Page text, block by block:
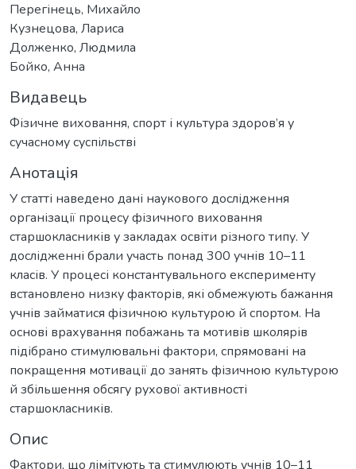
Перегінець, Михайло
Кузнецова, Лариса
Долженко, Людмила
Бойко, Анна
Видавець
Фізичне виховання, спорт і культура здоров’я у
сучасному суспільстві
Анотація
У статті наведено дані наукового дослідження
організації процесу фізичного виховання
старшокласників у закладах освіти різного типу. У
дослідженні брали участь понад 300 учнів 10–11
класів. У процесі константувального експерименту
встановлено низку факторів, які обмежують бажання
учнів займатися фізичною культурою й спортом. На
основі врахування побажань та мотивів школярів
підібрано стимулювальні фактори, спрямовані на
покращення мотивації до занять фізичною культурою
й збільшення обсягу рухової активності
старшокласників.
Опис
Фактори, що лімітують та стимулюють учнів 10–11